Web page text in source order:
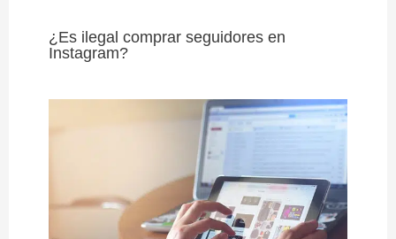
¿Es ilegal comprar seguidores en
Instagram?